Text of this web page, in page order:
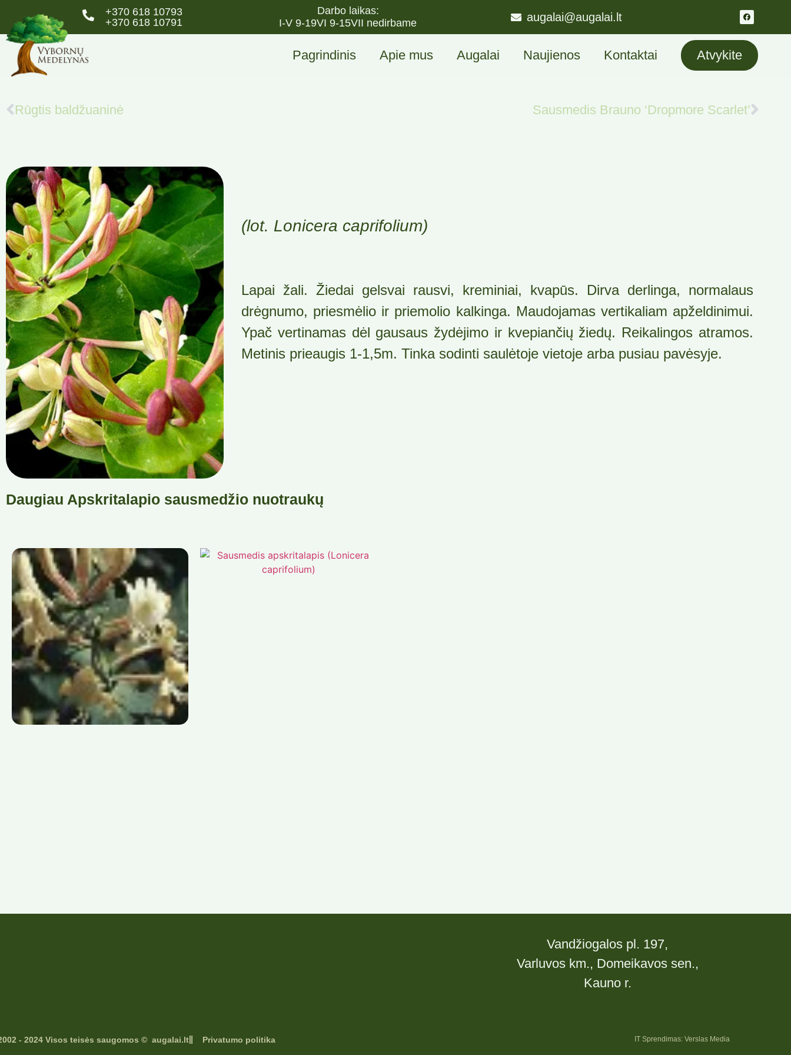
+370 618 10793
+370 618 10791
Darbo laikas:
I-V 9-19VI 9-15VII nedirbame augalai@augalai.lt
Pagrindinis Apie mus Augalai Naujienos Kontaktai Atvykite
Rūgtis baldžuaninė Sausmedis Brauno ‘Dropmore Scarlet’
(lot. Lonicera caprifolium)
Lapai žali. Žiedai gelsvai rausvi, kreminiai, kvapūs. Dirva derlinga, normalaus
drėgnumo, priesmėlio ir priemolio kalkinga. Maudojamas vertikaliam apželdinimui.
Ypač vertinamas dėl gausaus žydėjimo ir kvepiančių žiedų. Reikalingos atramos.
Metinis prieaugis 1-1,5m. Tinka sodinti saulėtoje vietoje arba pusiau pavėsyje.
Daugiau Apskritalapio sausmedžio nuotraukų
Vandžiogalos pl. 197,
Varluvos km., Domeikavos sen.,
Kauno r.
- 2024 Visos teisės saugomos © augalai.lt Privatumo politika IT Sprendimas: Verslas Media